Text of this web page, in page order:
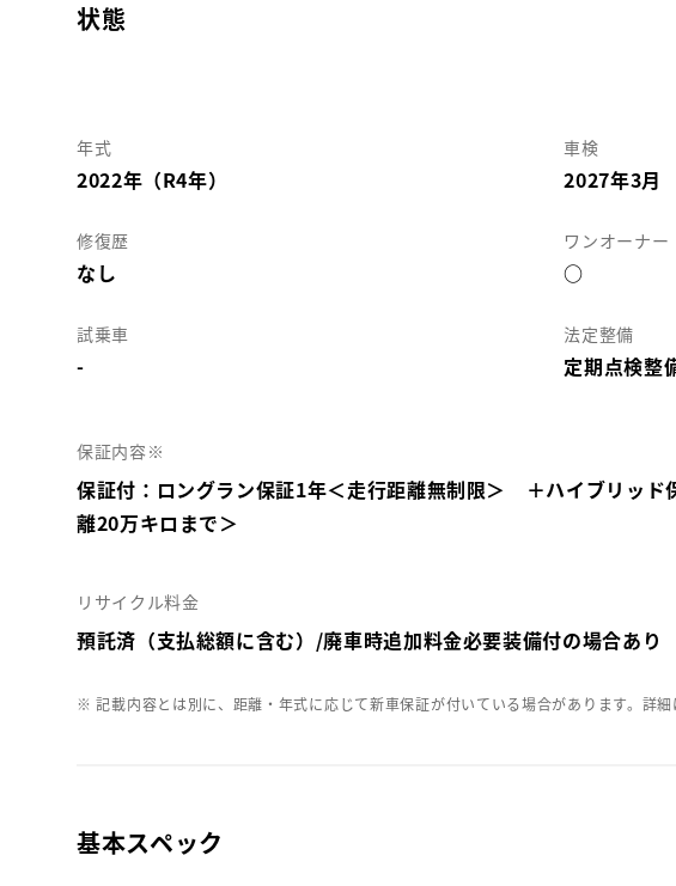
状態
年式
2022年（R4年）
車検
2027年3月
修復歴
なし
ワンオーナー
○
試乗車
-
法定整備
定期点検整
保証内容※
保証付：ロングラン保証1年＜走行距離無制限＞ ＋ハイブリッド
離20万キロまで＞
リサイクル料金
預託済（支払総額に含む）/廃車時追加料金必要装備付の場合あり
※ 記載内容とは別に、距離・年式に応じて新車保証が付いている場合があります。詳細
基本スペック